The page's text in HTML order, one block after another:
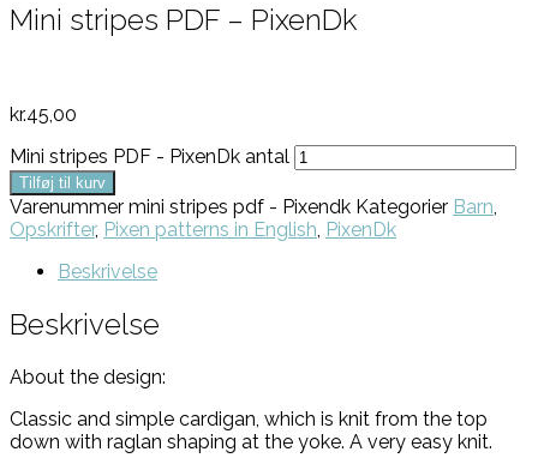
Mini stripes PDF – PixenDk
kr.45,00
Mini stripes PDF - PixenDk antal
Tilføj til kurv
Varenummer mini stripes pdf - Pixendk Kategorier Barn,
Opskrifter, Pixen patterns in English, PixenDk
Beskrivelse
Beskrivelse
About the design:
Classic and simple cardigan, which is knit from the top
down with raglan shaping at the yoke. A very easy knit.